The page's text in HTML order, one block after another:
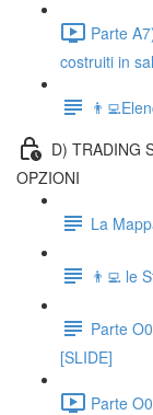
Parte
costruiti in
D) TRADING
OPZIONI
La
👨‍💻 le
Parte
[SLIDE]
Parte